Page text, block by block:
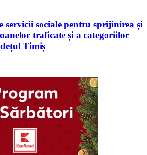
servicii sociale pentru sprijinirea și
traficate și a categoriilor
Timiș